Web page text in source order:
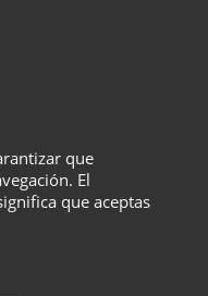
que
El
que aceptas